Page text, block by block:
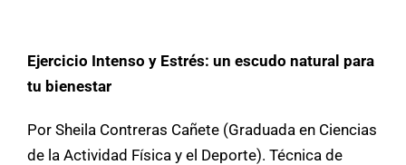
Ejercicio Intenso y Estrés: un escudo natural para
tu bienestar
Por Sheila Contreras Cañete (Graduada en Ciencias
de la Actividad Física y el Deporte). Técnica de